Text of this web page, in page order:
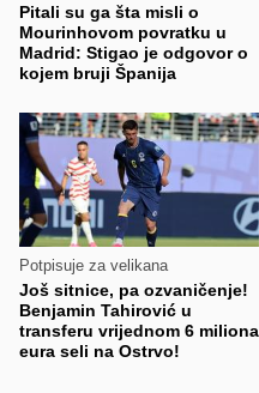
Pitali su ga šta misli o
Mourinhovom povratku u
Madrid: Stigao je odgovor o
kojem bruji Španija
Potpisuje za velikana
Još sitnice, pa ozvaničenje!
Benjamin Tahirović u
transferu vrijednom 6 miliona
eura seli na Ostrvo!